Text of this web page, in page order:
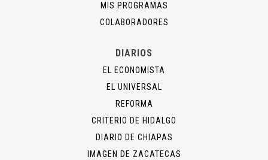
MIS PROGRAMAS
COLABORADORES
DIARIOS
EL ECONOMISTA
EL UNIVERSAL
REFORMA
CRITERIO DE HIDALGO
DIARIO DE CHIAPAS
IMAGEN DE ZACATECAS